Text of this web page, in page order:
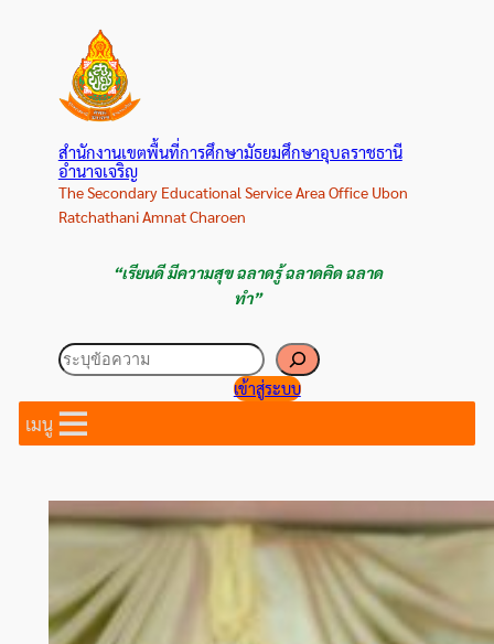
สำนักงานเขตพื้นที่การศึกษามัธยมศึกษาอุบลราชธานี
อำนาจเจริญ
The Secondary Educational Service Area Office Ubon
Ratchathani Amnat Charoen
“เรียนดี มีความสุข ฉลาดรู้ ฉลาดคิด ฉลาด
ทำ”
ค้นหา
เข้าสู่ระบบ
เมนู